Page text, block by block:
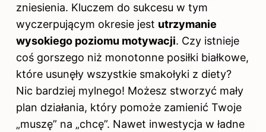
zniesienia. Kluczem do sukcesu w tym
wyczerpującym okresie jest utrzymanie
wysokiego poziomu motywacji. Czy istnieje
coś gorszego niż monotonne posiłki białkowe,
które usunęły wszystkie smakołyki z diety?
Nic bardziej mylnego! Możesz stworzyć mały
plan działania, który pomoże zamienić Twoje
„muszę” na „chcę”. Nawet inwestycja w ładne